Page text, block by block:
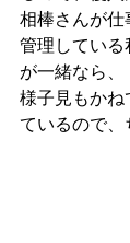
相棒さんが
管理している
が一緒なら、
様子見もかね
ているので、